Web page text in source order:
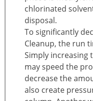
chlorinated
disposal.
To significantly
Cleanup, the run
Simply increasing
may speed the
decrease the
also create